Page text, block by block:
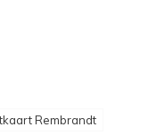
Rembrandt